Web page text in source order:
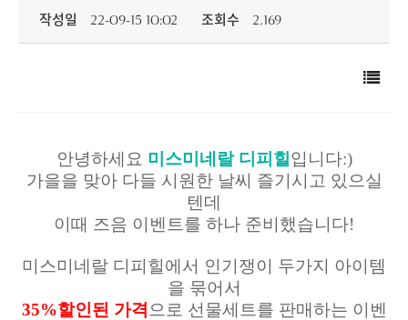
작성일
22-09-15 10:02 조회수 2,169
안녕하세요 미스미네랄 디피힐입니다:)
가을을 맞아 다들 시원한 날씨 즐기시고 있으실
텐데
이때 즈음 이벤트를 하나 준비했습니다!
미스미네랄 디피힐에서 인기쟁이 두가지 아이템
을 묶어서
35%할인된 가격 으로 선물세트를 판매하는 이벤